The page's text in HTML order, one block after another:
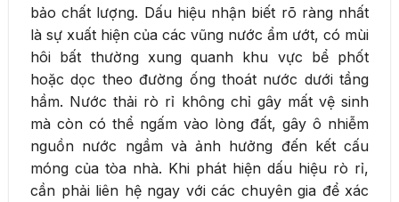
bảo chất lượng. Dấu hiệu nhận biết rõ ràng nhất
là sự xuất hiện của các vũng nước ẩm ướt, có mùi
hôi bất thường xung quanh khu vực bể phốt
hoặc dọc theo đường ống thoát nước dưới tầng
hầm. Nước thải rò rỉ không chỉ gây mất vệ sinh
mà còn có thể ngấm vào lòng đất, gây ô nhiễm
nguồn nước ngầm và ảnh hưởng đến kết cấu
móng của tòa nhà. Khi phát hiện dấu hiệu rò rỉ,
cần phải liên hệ ngay với các chuyên gia để xác